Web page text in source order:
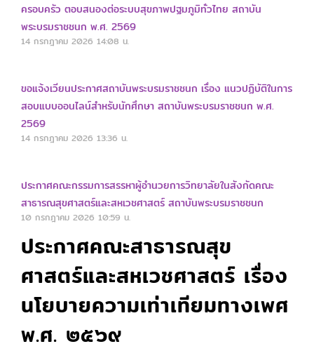
ประกาศคณะสาธารณสุข
ศาสตร์และสหเวชศาสตร์ เรื่อง
นโยบายความเท่าเทียมทางเพศ
พ.ศ. ๒๕๖๙
ครอบครัว ตอบสนองต่อระบบสุขภาพปฐมภูมิทั่วไทย สถาบัน
พระบรมราชชนก พ.ศ. 2569
14 กรกฎาคม 2026 14:08 น.
ขอแจ้งเวียนประกาศสถาบันพระบรมราชชนก เรื่อง แนวปฏิบัติในการ
สอบแบบออนไลน์สำหรับนักศึกษา สถาบันพระบรมราชชนก พ.ศ.
2569
14 กรกฎาคม 2026 13:36 น.
ประกาศคณะกรรมการสรรหาผู้อำนวยการวิทยาลัยในสังกัดคณะ
สาธารณสุขศาสตร์และสหเวชศาสตร์ สถาบันพระบรมราชชนก
10 กรกฎาคม 2026 10:59 น.